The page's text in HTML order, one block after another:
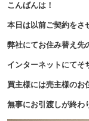
こんばんは！
本日は以前ご契約をさ
弊社にてお住み替え先
インターネットにてそ
買主様には売主様のお
無事にお引渡しが終わ